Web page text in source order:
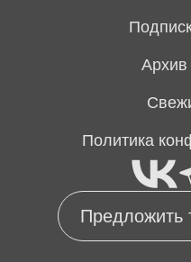
Предложить
Архив
Политика